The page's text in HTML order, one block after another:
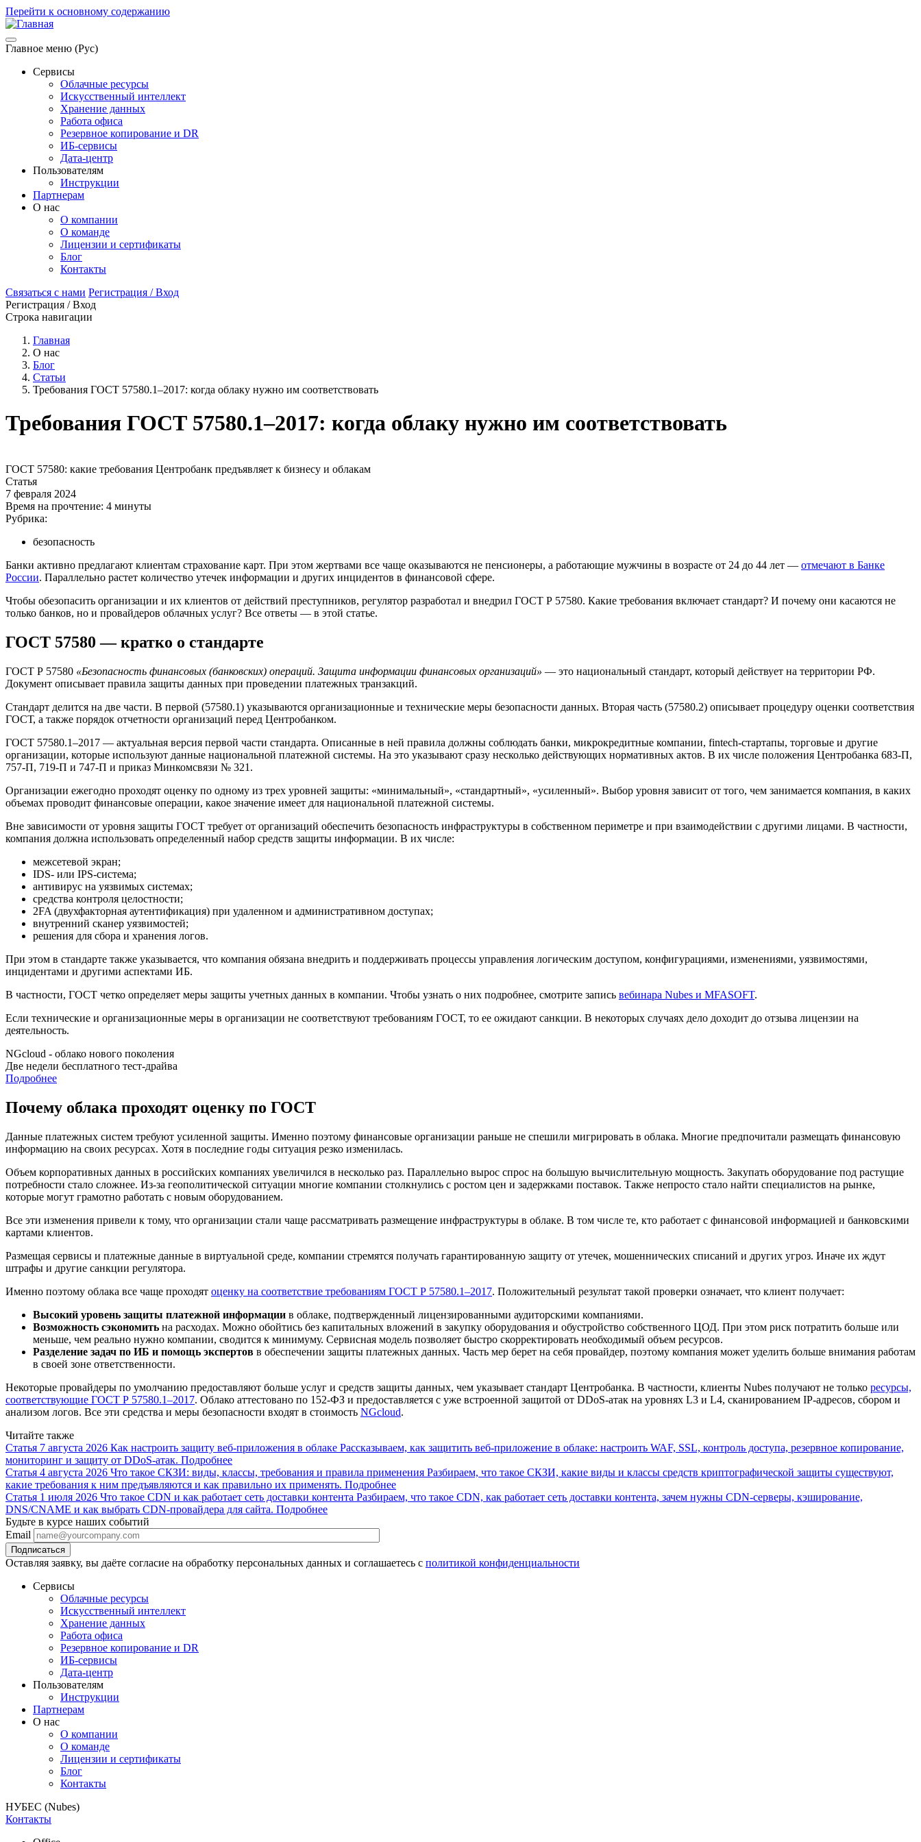
Перейти к основному содержанию
Главное меню (Рус)
Сервисы
Облачные ресурсы
Искусственный интеллект
Хранение данных
Работа офиса
Резервное копирование и DR
ИБ-сервисы
Дата-центр
Пользователям
Инструкции
Партнерам
О нас
О компании
О команде
Лицензии и сертификаты
Блог
Контакты
Связаться с нами Регистрация / Вход
Регистрация / Вход
Строка навигации
Главная
О нас
Блог
Статьи
Требования ГОСТ 57580.1–2017: когда облаку нужно им соответствовать
Требования ГОСТ 57580.1–2017: когда облаку нужно им соответствовать
ГОСТ 57580: какие требования Центробанк предъявляет к бизнесу и облакам
Статья
7 февраля 2024
Время на прочтение: 4 минуты
Рубрика:
безопасность
Банки активно предлагают клиентам страхование карт. При этом жертвами все чаще оказываются не пенсионеры, а работающие мужчины в возрасте от 24 до 44 лет — отмечают в Банке
России. Параллельно растет количество утечек информации и других инцидентов в финансовой сфере.
Чтобы обезопасить организации и их клиентов от действий преступников, регулятор разработал и внедрил ГОСТ Р 57580. Какие требования включает стандарт? И почему они касаются не
только банков, но и провайдеров облачных услуг? Все ответы — в этой статье.
ГОСТ 57580 — кратко о стандарте
ГОСТ Р 57580 «Безопасность финансовых (банковских) операций. Защита информации финансовых организаций» — это национальный стандарт, который действует на территории РФ.
Документ описывает правила защиты данных при проведении платежных транзакций.
Стандарт делится на две части. В первой (57580.1) указываются организационные и технические меры безопасности данных. Вторая часть (57580.2) описывает процедуру оценки соответствия
ГОСТ, а также порядок отчетности организаций перед Центробанком.
ГОСТ 57580.1–2017 — актуальная версия первой части стандарта. Описанные в ней правила должны соблюдать банки, микрокредитные компании, fintech-стартапы, торговые и другие
организации, которые используют данные национальной платежной системы. На это указывают сразу несколько действующих нормативных актов. В их числе положения Центробанка 683-П,
757-П, 719-П и 747-П и приказ Минкомсвязи № 321.
Организации ежегодно проходят оценку по одному из трех уровней защиты: «минимальный», «стандартный», «усиленный». Выбор уровня зависит от того, чем занимается компания, в каких
объемах проводит финансовые операции, какое значение имеет для национальной платежной системы.
Вне зависимости от уровня защиты ГОСТ требует от организаций обеспечить безопасность инфраструктуры в собственном периметре и при взаимодействии с другими лицами. В частности,
компания должна использовать определенный набор средств защиты информации. В их числе:
межсетевой экран;
IDS- или IPS‑система;
антивирус на уязвимых системах;
средства контроля целостности;
2FA (двухфакторная аутентификация) при удаленном и административном доступах;
внутренний сканер уязвимостей;
решения для сбора и хранения логов.
При этом в стандарте также указывается, что компания обязана внедрить и поддерживать процессы управления логическим доступом, конфигурациями, изменениями, уязвимостями,
инцидентами и другими аспектами ИБ.
В частности, ГОСТ четко определяет меры защиты учетных данных в компании. Чтобы узнать о них подробнее, смотрите запись вебинара Nubes и MFASOFT.
Если технические и организационные меры в организации не соответствуют требованиям ГОСТ, то ее ожидают санкции. В некоторых случаях дело доходит до отзыва лицензии на
деятельность.
NGcloud - облако нового поколения
Две недели бесплатного тест-драйва
Подробнее
Почему облака проходят оценку по ГОСТ
Данные платежных систем требуют усиленной защиты. Именно поэтому финансовые организации раньше не спешили мигрировать в облака. Многие предпочитали размещать финансовую
информацию на своих ресурсах. Хотя в последние годы ситуация резко изменилась.
Объем корпоративных данных в российских компаниях увеличился в несколько раз. Параллельно вырос спрос на большую вычислительную мощность. Закупать оборудование под растущие
потребности стало сложнее. Из-за геополитической ситуации многие компании столкнулись с ростом цен и задержками поставок. Также непросто стало найти специалистов на рынке,
которые могут грамотно работать с новым оборудованием.
Все эти изменения привели к тому, что организации стали чаще рассматривать размещение инфраструктуры в облаке. В том числе те, кто работает с финансовой информацией и банковскими
картами клиентов.
Размещая сервисы и платежные данные в виртуальной среде, компании стремятся получать гарантированную защиту от утечек, мошеннических списаний и других угроз. Иначе их ждут
штрафы и другие санкции регулятора.
Именно поэтому облака все чаще проходят оценку на соответствие требованиям ГОСТ Р 57580.1–2017. Положительный результат такой проверки означает, что клиент получает:
Высокий уровень защиты платежной информации в облаке, подтвержденный лицензированными аудиторскими компаниями.
Возможность сэкономить на расходах. Можно обойтись без капитальных вложений в закупку оборудования и обустройство собственного ЦОД. При этом риск потратить больше или
меньше, чем реально нужно компании, сводится к минимуму. Сервисная модель позволяет быстро скорректировать необходимый объем ресурсов.
Разделение задач по ИБ и помощь экспертов в обеспечении защиты платежных данных. Часть мер берет на себя провайдер, поэтому компания может уделить больше внимания работам
в своей зоне ответственности.
Некоторые провайдеры по умолчанию предоставляют больше услуг и средств защиты данных, чем указывает стандарт Центробанка. В частности, клиенты Nubes получают не только ресурсы,
соответствующие ГОСТ Р 57580.1–2017. Облако аттестовано по 152-ФЗ и предоставляется с уже встроенной защитой от DDoS-атак на уровнях L3 и L4, сканированием IP-адресов, сбором и
анализом логов. Все эти средства и меры безопасности входят в стоимость NGcloud.
Читайте также
Статья 7 августа 2026 Как настроить защиту веб-приложения в облаке Рассказываем, как защитить веб-приложение в облаке: настроить WAF, SSL, контроль доступа, резервное копирование,
мониторинг и защиту от DDoS-атак. Подробнее
Статья 4 августа 2026 Что такое СКЗИ: виды, классы, требования и правила применения Разбираем, что такое СКЗИ, какие виды и классы средств криптографической защиты существуют,
какие требования к ним предъявляются и как правильно их применять. Подробнее
Статья 1 июля 2026 Что такое CDN и как работает сеть доставки контента Разбираем, что такое CDN, как работает сеть доставки контента, зачем нужны CDN-серверы, кэширование,
DNS/CNAME и как выбрать CDN-провайдера для сайта. Подробнее
Будьте в курсе наших событий
Email
Оставляя заявку, вы даёте согласие на обработку персональных данных и соглашаетесь с политикой конфиденциальности
Сервисы
Облачные ресурсы
Искусственный интеллект
Хранение данных
Работа офиса
Резервное копирование и DR
ИБ-сервисы
Дата-центр
Пользователям
Инструкции
Партнерам
О нас
О компании
О команде
Лицензии и сертификаты
Блог
Контакты
НУБЕС (Nubes)
Контакты